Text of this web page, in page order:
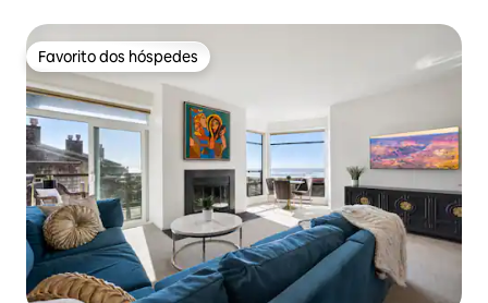
Favorito dos hóspedes
Favorito dos hóspedes